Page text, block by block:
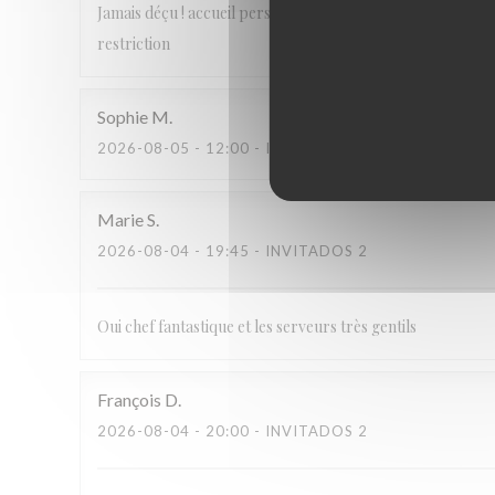
Jamais déçu ! accueil personnalisé, plats gourmands et
restriction
Sophie M
2026-08-05 - 12:00 - INVITADOS 2
MarieS
2026-08-04 - 19:45 - INVITADOS 2
Oui chef fantastique et les serveurs très gentils
François D
2026-08-04 - 20:00 - INVITADOS 2